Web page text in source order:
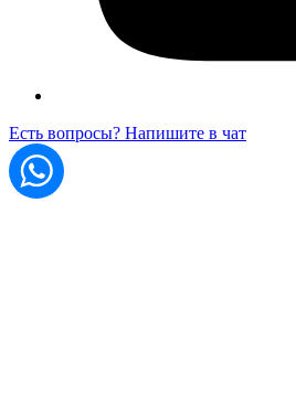
Есть вопросы? Напишите в чат